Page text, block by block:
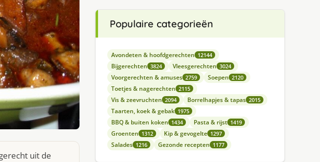
uit de
Populaire categorieën
Avondeten & hoofdgerechten 12144
Bijgerechten 3824 Vleesgerechten 3024
Voorgerechten & amuses 2759 Soepen 2120
Toetjes & nagerechten 2115
Vis & zeevruchten 2094 Borrelhapjes & tapas 2015
Taarten, koek & gebak 1975
BBQ & buiten koken 1434 Pasta & rijst 1419
Groenten 1312 Kip & gevogelte 1297
Salades 1216 Gezonde recepten 1177